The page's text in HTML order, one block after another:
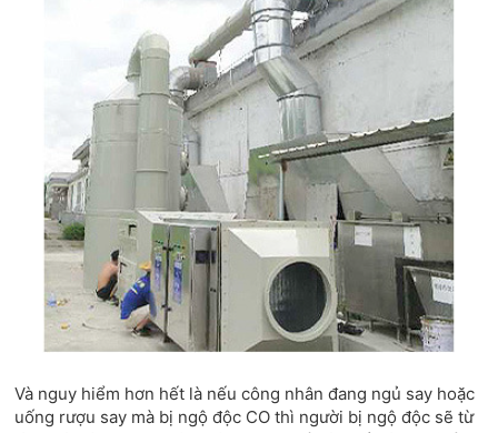
Và nguy hiểm hơn hết là nếu công nhân đang ngủ say hoặc
uống rượu say mà bị ngộ độc CO thì người bị ngộ độc sẽ từ